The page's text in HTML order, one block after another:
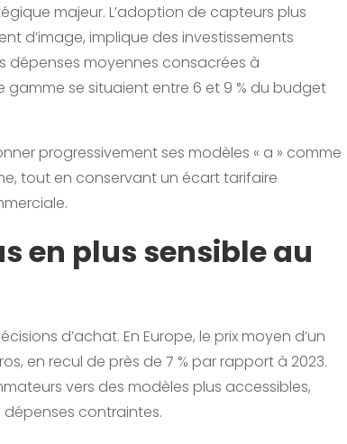
majeur. L’adoption de capteurs plus
d’image, implique des investissements
dépenses moyennes consacrées à
se situaient entre 6 et 9 % du budget
progressivement ses modèles « a » comme
tout en conservant un écart tarifaire
en plus sensible au
d’achat. En Europe, le prix moyen d’un
en recul de près de 7 % par rapport à 2023.
vers des modèles plus accessibles,
contraintes.